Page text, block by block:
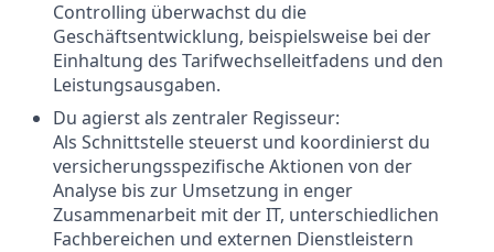
Controlling überwachst du die
Geschäftsentwicklung, beispielsweise bei der
Einhaltung des Tarifwechselleitfadens und den
Leistungsausgaben.
Du agierst als zentraler Regisseur:
Als Schnittstelle steuerst und koordinierst du
versicherungsspezifische Aktionen von der
Analyse bis zur Umsetzung in enger
Zusammenarbeit mit der IT, unterschiedlichen
Fachbereichen und externen Dienstleistern